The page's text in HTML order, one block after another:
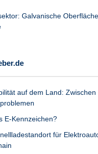
Galvanische
auf dem Land: Zwischen
E-Kennzeichen?
für